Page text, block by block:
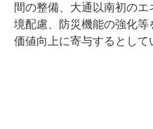
間の整備、大通以南初の
境配慮、防災機能の強化
価値向上に寄与するとして